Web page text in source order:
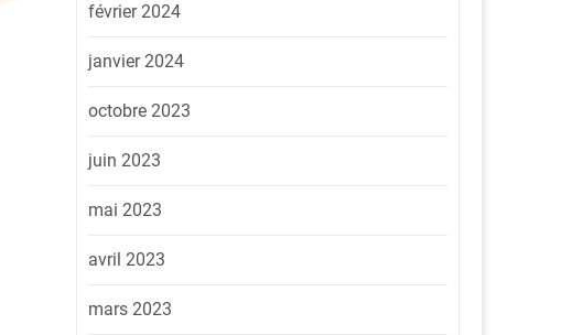
février 2024
janvier 2024
octobre 2023
juin 2023
mai 2023
avril 2023
mars 2023